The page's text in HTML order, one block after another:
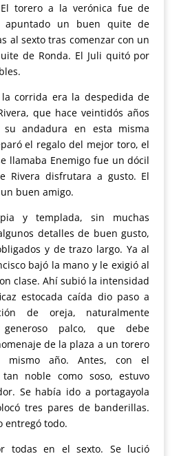
torero a la verónica fue de
apuntado un buen quite de
al sexto tras comenzar con un
de Ronda. El Juli quitó por
corrida era la despedida de
que hace veintidós años
andadura en esta misma
el regalo del mejor toro, el
llamaba Enemigo fue un dócil
Rivera disfrutara a gusto. El
buen amigo.
y templada, sin muchas
detalles de buen gusto,
y de trazo largo. Ya al
bajó la mano y le exigió al
clase. Ahí subió la intensidad
estocada caída dio paso a
de oreja, naturalmente
palco, que debe
de la plaza a un torero
año. Antes, con el
noble como soso, estuvo
Se había ido a portagayola
tres pares de banderillas.
entregó todo.
todas en el sexto. Se lució